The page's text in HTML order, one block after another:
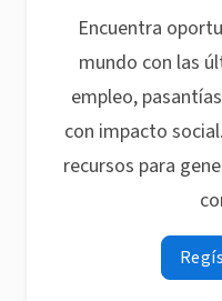
Encuentra
mundo con las
empleo,
con impacto
recursos para